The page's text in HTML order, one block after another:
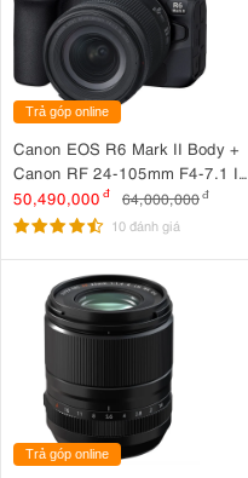
Trả góp online
Canon EOS R6 Mark II Body +
Canon RF 24-105mm F4-7.1 IS
STM
50,490,000 đ 64,000,000đ
10 đánh giá
Trả góp online